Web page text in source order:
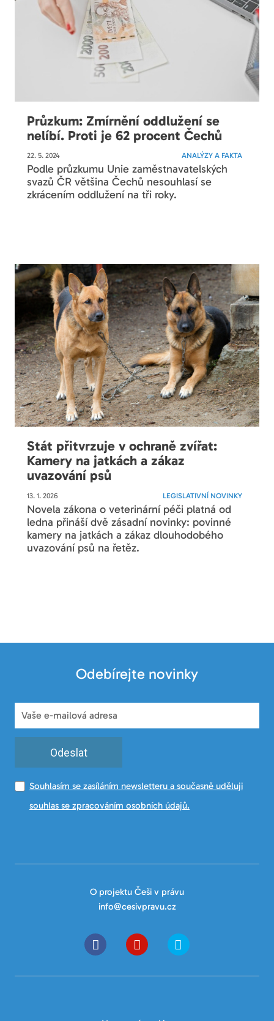
Průzkum: Zmírnění oddlužení se
nelíbí. Proti je 62 procent Čechů
22. 5. 2024 ANALÝZY A FAKTA
Podle průzkumu Unie zaměstnavatelských
svazů ČR většina Čechů nesouhlasí se
zkrácením oddlužení na tři roky.
Stát přitvrzuje v ochraně zvířat:
Kamery na jatkách a zákaz
uvazování psů
13. 1. 2026 LEGISLATIVNÍ NOVINKY
Novela zákona o veterinární péči platná od
ledna přináší dvě zásadní novinky: povinné
kamery na jatkách a zákaz dlouhodobého
uvazování psů na řetěz.
Odebírejte novinky
Odeslat
Souhlasím se zasíláním newsletteru a současně uděluji
souhlas se zpracováním osobních údajů.
O projektu Češi v právu
info@cesivpravu.cz